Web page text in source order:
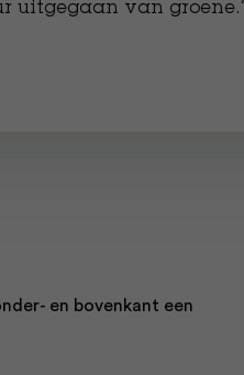
uitgegaan van
en bovenkant een